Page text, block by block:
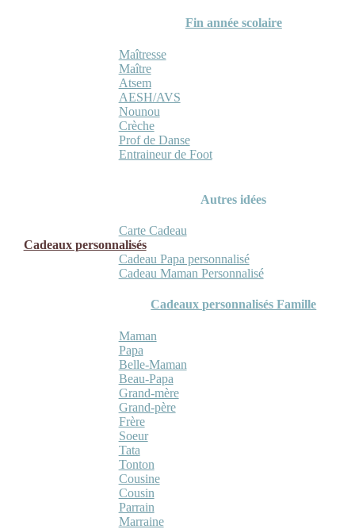
Fin année scolaire
Maîtresse
Maître
Atsem
AESH/AVS
Nounou
Crèche
Prof de Danse
Entraineur de Foot
Autres idées
Carte Cadeau
Cadeaux personnalisés
Cadeau Papa personnalisé
Cadeau Maman Personnalisé
Cadeaux personnalisés Famille
Maman
Papa
Belle-Maman
Beau-Papa
Grand-mère
Grand-père
Frère
Soeur
Tata
Tonton
Cousine
Cousin
Parrain
Marraine